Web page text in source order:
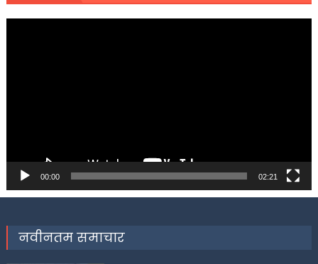
00:00 02:21
नवीनतम समाचार